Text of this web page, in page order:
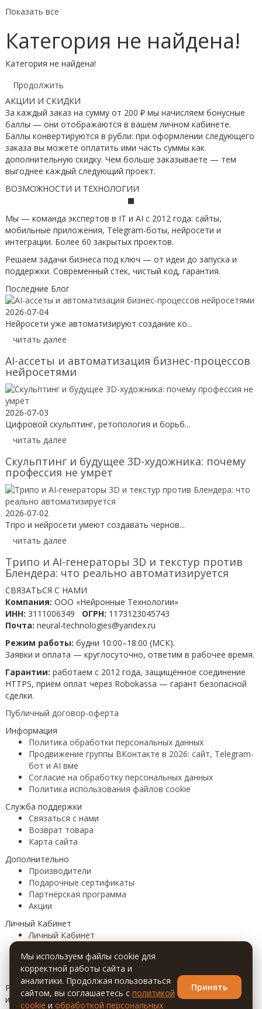
Показать все
Категория не найдена!
Категория не найдена!
Продолжить
АКЦИИ И СКИДКИ
За каждый заказ на сумму от 200 ₽ мы начисляем бонусные
баллы — они отображаются в вашем личном кабинете.
Баллы конвертируются в рубли: при оформлении следующего
заказа вы можете оплатить ими часть суммы как
дополнительную скидку. Чем больше заказываете — тем
выгоднее каждый следующий проект.
ВОЗМОЖНОСТИ И ТЕХНОЛОГИИ
Мы — команда экспертов в IT и AI с 2012 года: сайты,
мобильные приложения, Telegram-боты, нейросети и
интеграции. Более 60 закрытых проектов.
Решаем задачи бизнеса под ключ — от идеи до запуска и
поддержки. Современный стек, чистый код, гарантия.
Последние Блог
2026-07-04
Нейросети уже автоматизируют создание ко...
читать далее
AI-ассеты и автоматизация бизнес-процессов
нейросетями
2026-07-03
Цифровой скульптинг, ретопология и борьб...
читать далее
Скульптинг и будущее 3D-художника: почему
профессия не умрёт
2026-07-02
Tripo и нейросети умеют создавать чернов...
читать далее
Трипо и AI-генераторы 3D и текстур против
Блендера: что реально автоматизируется
СВЯЗАТЬСЯ С НАМИ
Компания: ООО «Нейронные Технологии»
ИНН: 3111006349 ОГРН: 1173123045743
Почта: neural-technologies@yandex.ru
Режим работы: будни 10:00–18:00 (МСК).
Заявки и оплата — круглосуточно, ответим в рабочее время.
Гарантии: работаем с 2012 года, защищённое соединение
HTTPS, приём оплат через Robokassa — гарант безопасной
сделки.
Публичный договор-оферта
Информация
Политика обработки персональных данных
Продвижение группы ВКонтакте в 2026: сайт, Telegram-
бот и AI вме
Согласие на обработку персональных данных
Политика использования файлов cookie
Служба поддержки
Связаться с нами
Возврат товара
Карта сайта
Дополнительно
Производители
Подарочные сертификаты
Партнёрская программа
Акции
Личный Кабинет
Личный Кабинет
Закладки
Рассылка
Разработка сайтов, мобильных приложений, Telegram-ботов
и AI-решений под ключ. Также продвижение
Мы используем файлы cookie для
корректной работы сайта и
аналитики. Продолжая пользоваться
сайтом, вы соглашаетесь с политикой
cookie и обработкой персональных
Принять